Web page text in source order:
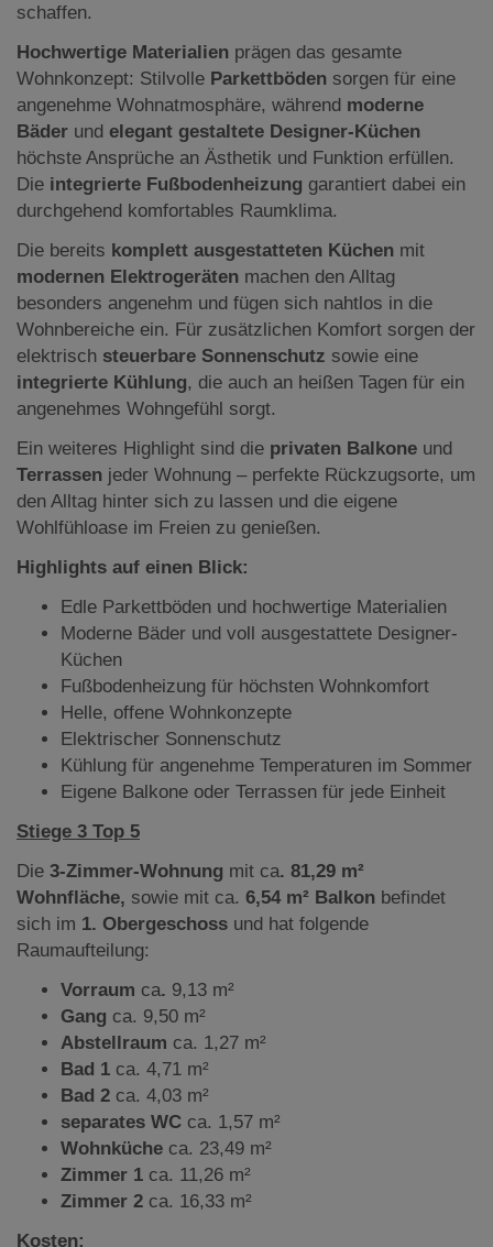
schaffen.
Hochwertige Materialien prägen das gesamte
Wohnkonzept: Stilvolle Parkettböden sorgen für eine
angenehme Wohnatmosphäre, während moderne
Bäder und elegant gestaltete Designer-Küchen
höchste Ansprüche an Ästhetik und Funktion erfüllen.
Die integrierte Fußbodenheizung garantiert dabei ein
durchgehend komfortables Raumklima.
Die bereits komplett ausgestatteten Küchen mit
modernen Elektrogeräten machen den Alltag
besonders angenehm und fügen sich nahtlos in die
Wohnbereiche ein. Für zusätzlichen Komfort sorgen der
elektrisch steuerbare Sonnenschutz sowie eine
integrierte Kühlung, die auch an heißen Tagen für ein
angenehmes Wohngefühl sorgt.
Ein weiteres Highlight sind die privaten Balkone und
Terrassen jeder Wohnung – perfekte Rückzugsorte, um
den Alltag hinter sich zu lassen und die eigene
Wohlfühloase im Freien zu genießen.
Highlights auf einen Blick:
Edle Parkettböden und hochwertige Materialien
Moderne Bäder und voll ausgestattete Designer-
Küchen
Fußbodenheizung für höchsten Wohnkomfort
Helle, offene Wohnkonzepte
Elektrischer Sonnenschutz
Kühlung für angenehme Temperaturen im Sommer
Eigene Balkone oder Terrassen für jede Einheit
Stiege 3 Top 5
Die 3-Zimmer-Wohnung mit ca. 81,29 m²
Wohnfläche, sowie mit ca. 6,54 m² Balkon befindet
sich im 1. Obergeschoss und hat folgende
Raumaufteilung:
Vorraum ca. 9,13 m²
Gang ca. 9,50 m²
Abstellraum ca. 1,27 m²
Bad 1 ca. 4,71 m²
Bad 2 ca. 4,03 m²
separates WC ca. 1,57 m²
Wohnküche ca. 23,49 m²
Zimmer 1 ca. 11,26 m²
Zimmer 2 ca. 16,33 m²
Kosten: